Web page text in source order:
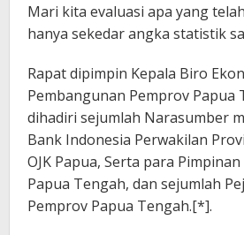
Mari kita evaluasi apa yang
hanya sekedar angka statistik
Rapat dipimpin Kepala Biro
Pembangunan Pemprov Papua
dihadiri sejumlah Narasumber
Bank Indonesia Perwakilan
OJK Papua, Serta para
Papua Tengah, dan sejumlah
Pemprov Papua Tengah.[*].